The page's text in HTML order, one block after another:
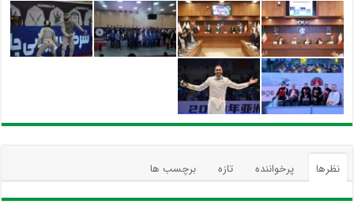
نظرها پرخواننده تازه برچسب ها